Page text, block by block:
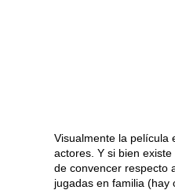
Visualmente la película
actores. Y si bien
de convencer respecto
jugadas en familia (hay